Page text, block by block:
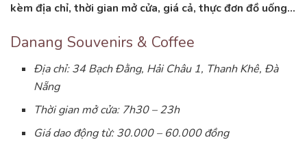
kèm địa chỉ, thời gian mở cửa, giá cả, thực đơn đồ uống…
Danang Souvenirs & Coffee
Địa chỉ: 34 Bạch Đằng, Hải Châu 1, Thanh Khê, Đà
Nẵng
Thời gian mở cửa: 7h30 – 23h
Giá dao động từ: 30.000 – 60.000 đồng